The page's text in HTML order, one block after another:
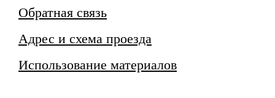
Обратная связь
Адрес и схема проезда
Использование материалов